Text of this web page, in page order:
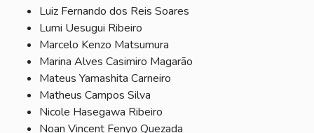
Luiz Fernando dos Reis Soares
Lumi Uesugui Ribeiro
Marcelo Kenzo Matsumura
Marina Alves Casimiro Magarão
Mateus Yamashita Carneiro
Matheus Campos Silva
Nicole Hasegawa Ribeiro
Noan Vincent Fenyo Quezada